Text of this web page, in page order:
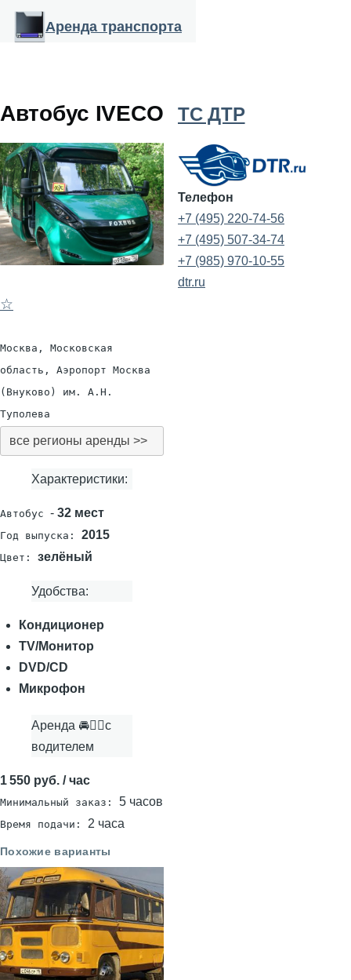
Перейти к основному содержанию
Аренда транспорта
Автобус IVECO
☆
Москва, Московская
область, Аэропорт Москва
(Внуково) им. А.Н.
Туполева
все регионы аренды >>
Характеристики:
Автобус - 32 мест
Год выпуска: 2015
Цвет: зелёный
Удобства:
Кондиционер
TV/Монитор
DVD/CD
Микрофон
Аренда 🚘👨‍✈с
водителем
1 550 руб. / час
Минимальный заказ: 5 часов
Время подачи: 2 часа
Похожие варианты
ТС ДТР
Телефон
+7 (495) 220-74-56
+7 (495) 507-34-74
+7 (985) 970-10-55
dtr.ru